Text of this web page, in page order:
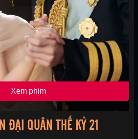
Xem phim
ĐẠI QUÂN THẾ KỶ 21